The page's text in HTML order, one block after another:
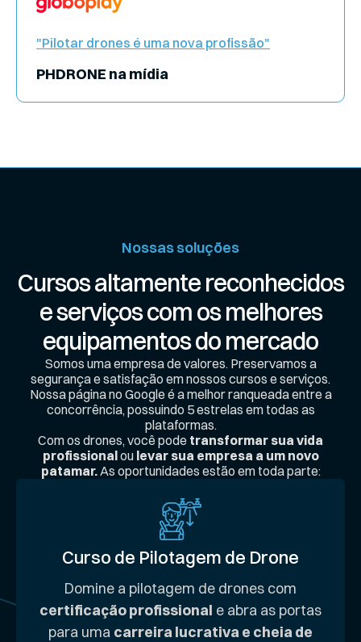
"Pilotar drones é uma nova profissão"
PHDRONE na mídia
Nossas soluções
Cursos altamente reconhecidos
e serviços com os melhores
equipamentos do mercado
Somos uma empresa de valores. Preservamos a
segurança e satisfação em nossos cursos e serviços.
Nossa página no Google é a melhor ranqueada entre a
concorrência, possuindo 5 estrelas em todas as
plataformas.
Com os drones, você pode transformar sua vida
profissionalou levar sua empresa a um novo
patamar.As oportunidades estão em toda parte:
Curso de Pilotagem de Drone
Domine a pilotagem de drones com
certificação profissional e abra as portas
para uma carreira lucrativa e cheia de